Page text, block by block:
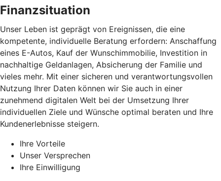
Finanzsituation
Unser Leben ist geprägt von Ereignissen, die eine
kompetente, individuelle Beratung erfordern: Anschaffung
eines E-Autos, Kauf der Wunschimmobilie, Investition in
nachhaltige Geldanlagen, Absicherung der Familie und
vieles mehr. Mit einer sicheren und verantwortungsvollen
Nutzung Ihrer Daten können wir Sie auch in einer
zunehmend digitalen Welt bei der Umsetzung Ihrer
individuellen Ziele und Wünsche optimal beraten und Ihre
Kundenerlebnisse steigern.
Ihre Vorteile
Unser Versprechen
Ihre Einwilligung